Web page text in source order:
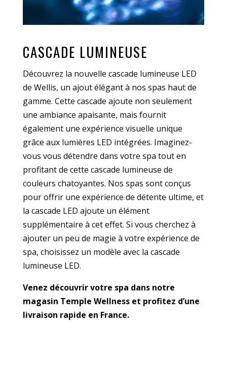
CASCADE LUMINEUSE
Découvrez la nouvelle cascade lumineuse LED
de Wellis, un ajout élégant à nos spas haut de
gamme. Cette cascade ajoute non seulement
une ambiance apaisante, mais fournit
également une expérience visuelle unique
grâce aux lumières LED intégrées. Imaginez-
vous vous détendre dans votre spa tout en
profitant de cette cascade lumineuse de
couleurs chatoyantes. Nos spas sont conçus
pour offrir une expérience de détente ultime, et
la cascade LED ajoute un élément
supplémentaire à cet effet. Si vous cherchez à
ajouter un peu de magie à votre expérience de
spa, choisissez un modèle avec la cascade
lumineuse LED.
Venez découvrir votre spa dans notre
magasin Temple Wellness et profitez d’une
livraison rapide en France.